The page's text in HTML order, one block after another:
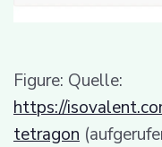
Figure: Quelle:
https://
tetragon